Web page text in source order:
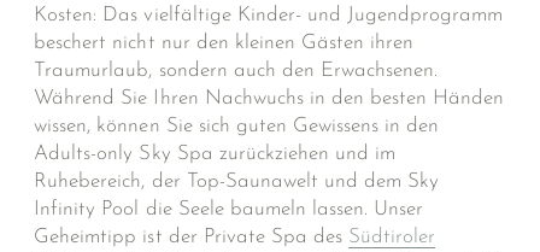
Kosten: Das vielfältige Kinder- und Jugendprogramm
beschert nicht nur den kleinen Gästen ihren
Traumurlaub, sondern auch den Erwachsenen.
Während Sie Ihren Nachwuchs in den besten Händen
wissen, können Sie sich guten Gewissens in den
Adults-only Sky Spa zurückziehen und im
Ruhebereich, der Top-Saunawelt und dem Sky
Infinity Pool die Seele baumeln lassen. Unser
Geheimtipp ist der Private Spa des Südtiroler